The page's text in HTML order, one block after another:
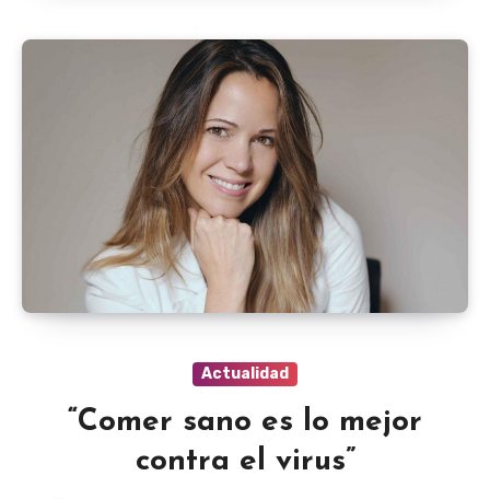
Actualidad
“Comer sano es lo mejor
contra el virus”